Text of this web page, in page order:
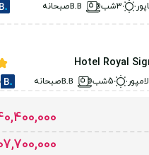
3شب صبحانه
Hotel Royal
5شب صبحانه